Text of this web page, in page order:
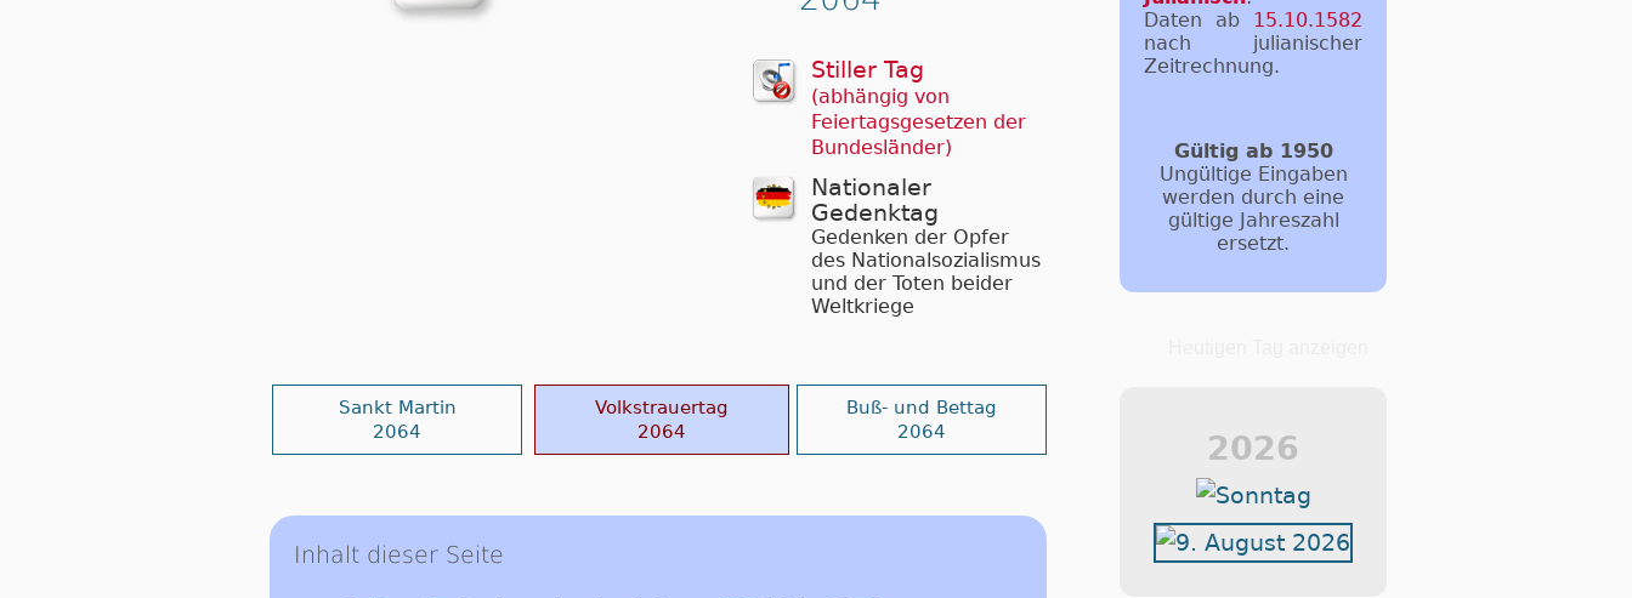
Stiller Tag
(abhängig von
Feiertagsgesetzen der
Bundesländer)
Nationaler
Gedenktag
Gedenken der Opfer
des Nationalsozialismus
und der Toten beider
Weltkriege
Sankt Martin
2064
Volkstrauertag
2064
Buß- und Bettag
2064
Inhalt dieser Seite
Daten ab 15.10.1582
nach julianischer
Zeitrechnung.
Gültig ab 1950
Ungültige Eingaben
werden durch eine
gültige Jahreszahl
ersetzt.
2026